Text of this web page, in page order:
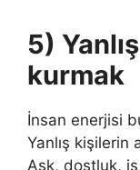
5)
kurmak
İnsan enerjisi
Yanlış kişilerin
Aşk, dostluk,